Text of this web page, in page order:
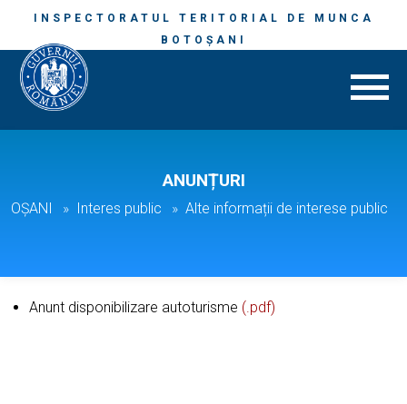
INSPECTORATUL TERITORIAL DE MUNCA
BOTOȘANI
ANUNȚURI
Interes public Alte informații de interese public
Anunt disponibilizare autoturisme (.pdf)